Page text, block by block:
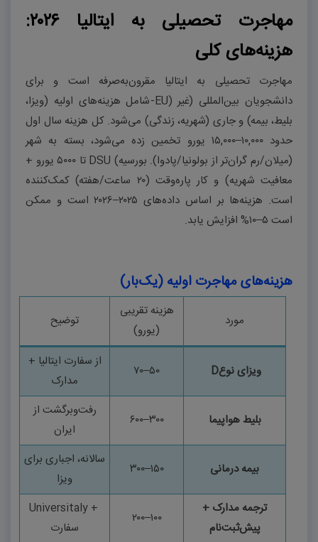
مهاجرت تحصیلی به ایتالیا ۲۰۲۶:
هزینه‌های کلی
مهاجرت تحصیلی به ایتالیا مقرون‌به‌صرفه است و برای
دانشجویان بین‌المللی (غیر -EU)شامل هزینه‌های اولیه (ویزا،
بلیط، بیمه) و جاری (شهریه، زندگی) می‌شود. کل هزینه سال اول
حدود۱۰,۰۰۰–۱۵,۰۰۰
یورو تخمین زده می‌شود، بسته به شهر
(میلان/رم گران‌تر از بولونیا/پادوا). بورسیهDSU (تا ۵۰۰۰ یورو +
معافیت شهریه) و کار پاره‌وقت (۲۰ ساعت/هفته) کمک‌کننده
است. هزینه‌ها بر اساس داده‌های ۲۰۲۵–۲۰۲۶
است و ممکن
است ۵–۱۰% افزایش یابد.
هزینه‌های مهاجرت اولیه (یک‌بار)
مورد
هزینه تقریبی
(یورو)
توضیح
ویزای نوعD ۵۰–۷۰
از سفارت ایتالیا +
مدارک
بلیط هواپیما ۳۰۰–۶۰۰
رفت‌وبرگشت از
ایران
بیمه درمانی ۱۵۰–۳۰۰
سالانه، اجباری برای
ویزا
ترجمه مدارک +
پیش‌ثبت‌نام
۱۰۰–۲۰۰
Universitaly +
سفارت